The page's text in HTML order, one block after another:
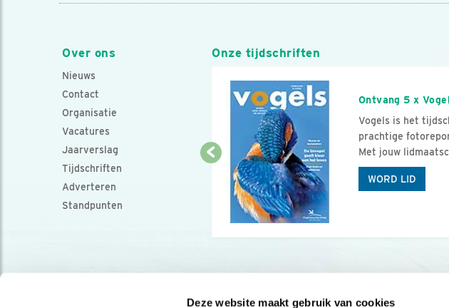
Deze website maakt gebruik van cookies
Over ons
Nieuws
Contact
Organisatie
Vacatures
Jaarverslag
Tijdschriften
Adverteren
Standpunten
Onze tijdschriften
Ontvang 5 x
Vogels is het
prachtige
Met jouw
WORD LID